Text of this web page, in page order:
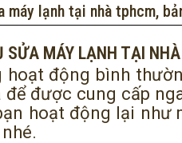
máy lạnh tại nhà tphcm,
SỬA MÁY LẠNH TẠI
hoạt động bình
để được cung cấp
hoạt động lại như